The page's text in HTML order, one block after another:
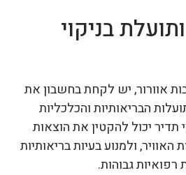
בניקוי
אוורור, יש לקחת בחשבון את
הבריאותיות והכלכליות
תדיר יכול להקטין את הוצאות
ולמנוע בעיות בריאותיות
גבוהות.